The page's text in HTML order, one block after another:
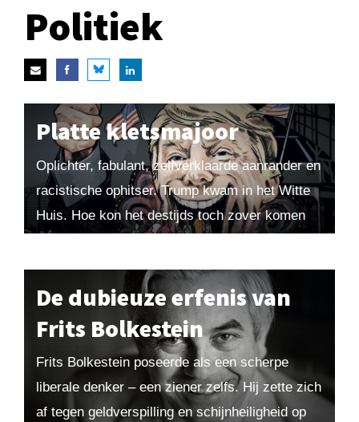
Politiek
Platte kletsmajoor
Oplichter, fabulant, zelfverklaarde aanrander en
racistische ophitser. Trump kwam in het Witte
Huis. Hoe kon het destijds toch zover komen
De dubieuze erfenis van
Frits Bolkestein
Frits Bolkestein poseerde als een scherpe
liberale denker – een ziener zelfs. Hij zette zich
af tegen geldverspilling en schijnheiligheid op